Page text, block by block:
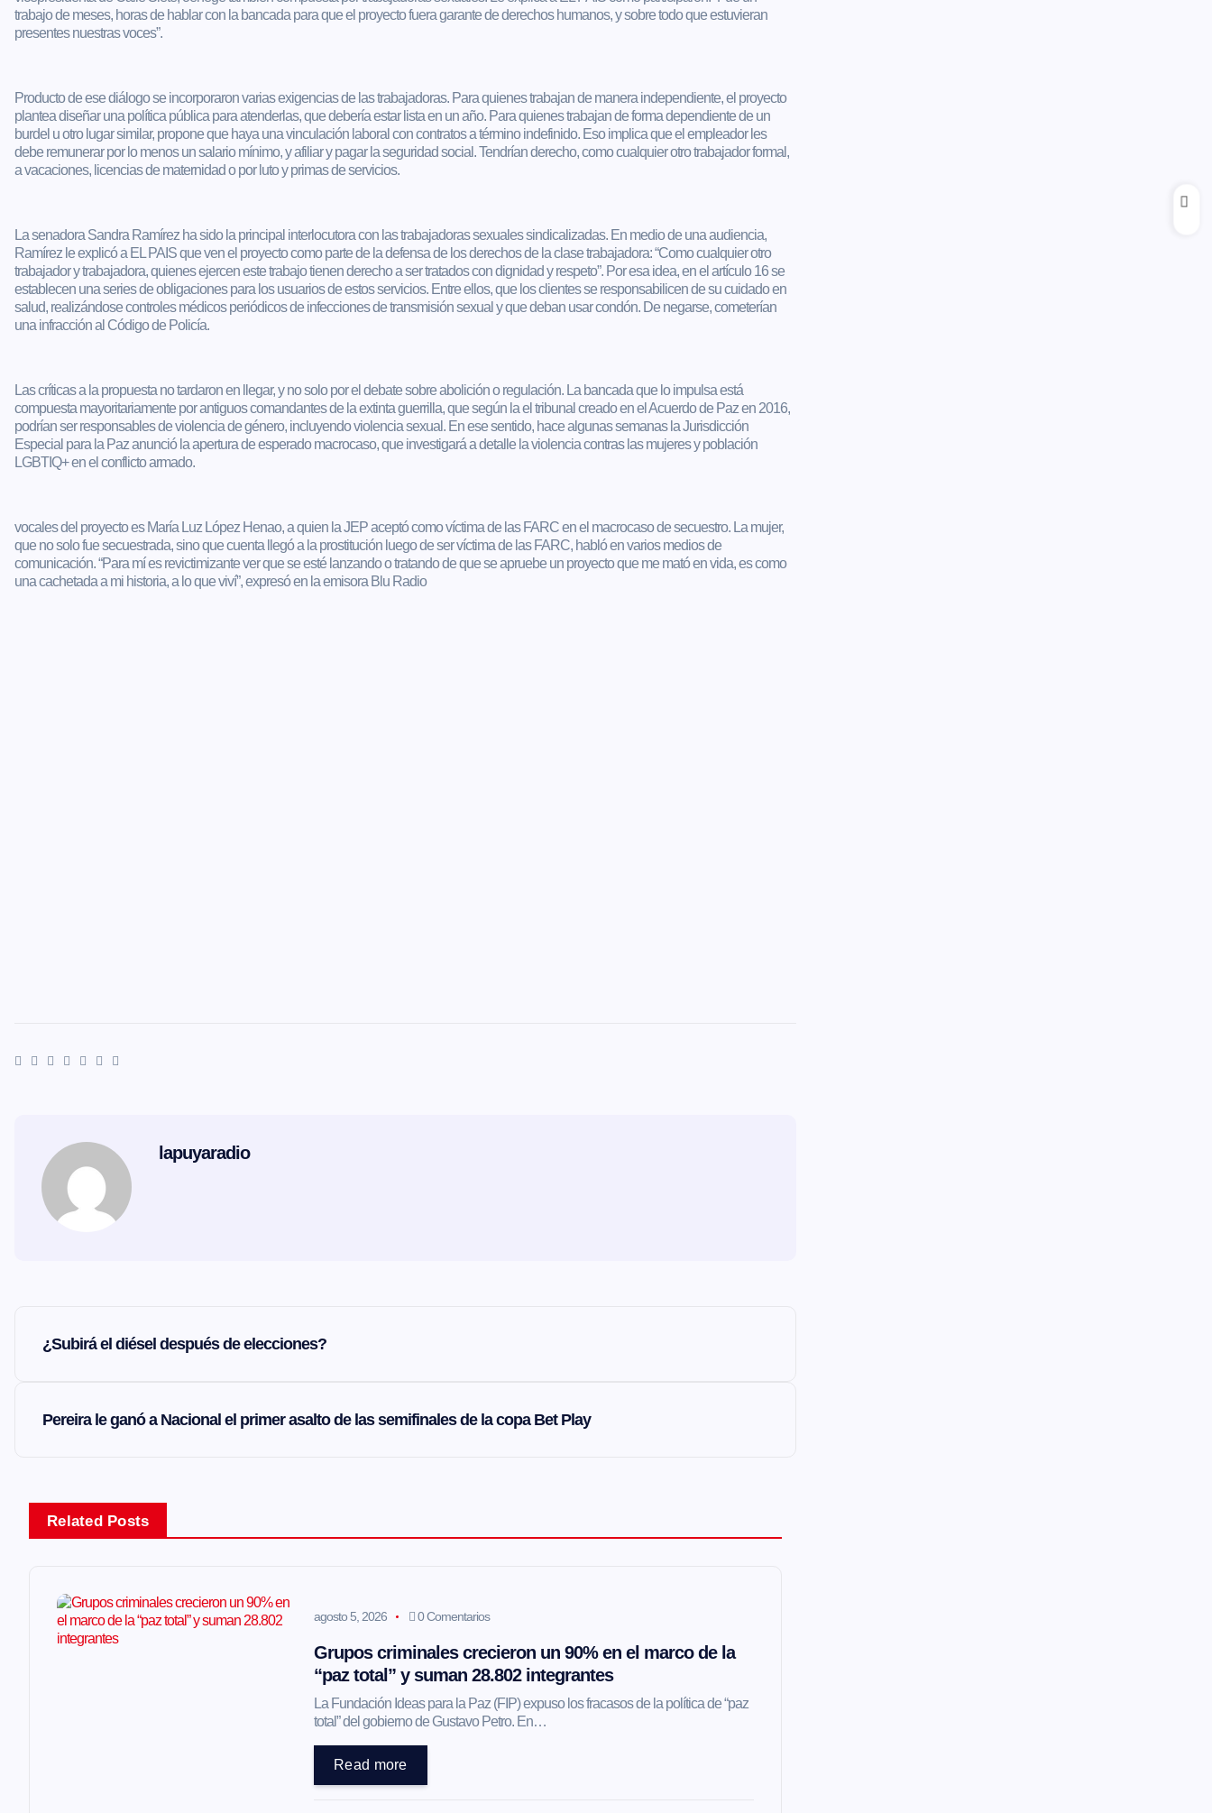
trabajo de meses, horas de hablar con la bancada para que el proyecto fuera garante de derechos humanos, y sobre todo que estuvieran
presentes nuestras voces”.
Producto de ese diálogo se incorporaron varias exigencias de las trabajadoras. Para quienes trabajan de manera independiente, el proyecto
plantea diseñar una política pública para atenderlas, que debería estar lista en un año. Para quienes trabajan de forma dependiente de un
burdel u otro lugar similar, propone que haya una vinculación laboral con contratos a término indefinido. Eso implica que el empleador les
debe remunerar por lo menos un salario mínimo, y afiliar y pagar la seguridad social. Tendrían derecho, como cualquier otro trabajador formal,
a vacaciones, licencias de maternidad o por luto y primas de servicios.
La senadora Sandra Ramírez ha sido la principal interlocutora con las trabajadoras sexuales sindicalizadas. En medio de una audiencia,
Ramírez le explicó a EL PAIS que ven el proyecto como parte de la defensa de los derechos de la clase trabajadora: “Como cualquier otro
trabajador y trabajadora, quienes ejercen este trabajo tienen derecho a ser tratados con dignidad y respeto”. Por esa idea, en el artículo 16 se
establecen una series de obligaciones para los usuarios de estos servicios. Entre ellos, que los clientes se responsabilicen de su cuidado en
salud, realizándose controles médicos periódicos de infecciones de transmisión sexual y que deban usar condón. De negarse, cometerían
una infracción al Código de Policía.
Las críticas a la propuesta no tardaron en llegar, y no solo por el debate sobre abolición o regulación. La bancada que lo impulsa está
compuesta mayoritariamente por antiguos comandantes de la extinta guerrilla, que según la el tribunal creado en el Acuerdo de Paz en 2016,
podrían ser responsables de violencia de género, incluyendo violencia sexual. En ese sentido, hace algunas semanas la Jurisdicción
Especial para la Paz anunció la apertura de esperado macrocaso, que investigará a detalle la violencia contras las mujeres y población
LGBTIQ+ en el conflicto armado.
vocales del proyecto es María Luz López Henao, a quien la JEP aceptó como víctima de las FARC en el macrocaso de secuestro. La mujer,
que no solo fue secuestrada, sino que cuenta llegó a la prostitución luego de ser víctima de las FARC, habló en varios medios de
comunicación. “Para mí es revictimizante ver que se esté lanzando o tratando de que se apruebe un proyecto que me mató en vida, es como
una cachetada a mi historia, a lo que viví”, expresó en la emisora Blu Radio
lapuyaradio
g
¿Subirá el diésel después de elecciones?
Pereira le ganó a Nacional el primer asalto de las semifinales de la copa Bet Play
Related Posts
agosto 5, 2026 0 Comentarios
Grupos criminales crecieron un 90% en el marco de la
“paz total” y suman 28.802 integrantes
La Fundación Ideas para la Paz (FIP) expuso los fracasos de la política de “paz
total” del gobierno de Gustavo Petro. En…
Read more